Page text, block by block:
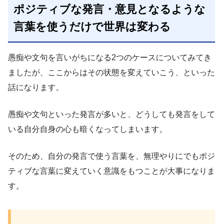
ポジティブな発言・意見となるような
言葉を使うだけで世界は変わる
愚痴や文句を言いがちになる2つのケースについてみてき
ましたが、ここからはその状態を変えていこう、といった
話になります。
愚痴や文句といった発言が多いと、どうしても発言をして
いる自分自身の心も暗くなってしまいます。
そのため、自分の発言で使う言葉を、無理やりにでもポジ
ティブな言葉に変えていく意識をもつことが大事になりま
す。